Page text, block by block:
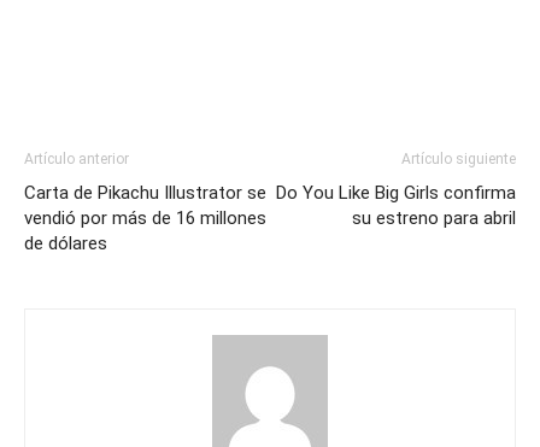
Artículo anterior
Carta de Pikachu Illustrator se
vendió por más de 16 millones
de dólares
Artículo siguiente
Do You Like Big Girls confirma
su estreno para abril